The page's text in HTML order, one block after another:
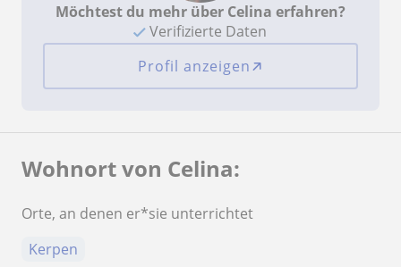
Möchtest du mehr über Celina erfahren?
Verifizierte Daten
Profil anzeigen
Wohnort von Celina:
Orte, an denen er*sie unterrichtet
Kerpen